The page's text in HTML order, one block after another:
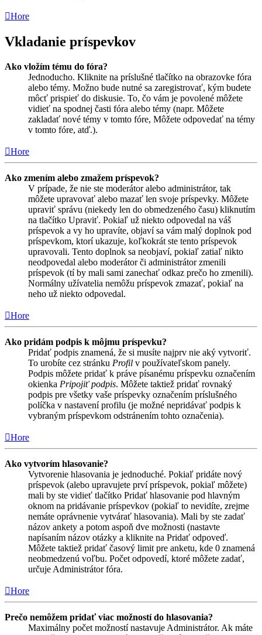
Hore
Vkladanie príspevkov
Ako vložím tému do fóra?
Jednoducho. Kliknite na príslušné tlačítko na obrazovke fóra
alebo témy. Možno bude nutné sa zaregistrovať, kým budete
môcť prispieť do diskusie. To, čo vám je povolené môžete
vidieť na spodnej časti fóra alebo témy (napr. Môžete
zakladať nové témy v tomto fóre, Môžete odpovedať na témy
v tomto fóre, atď.).
Hore
Ako zmením alebo zmažem príspevok?
V prípade, že nie ste moderátor alebo administrátor, tak
môžete upravovať alebo mazať len svoje príspevky. Môžete
upraviť správu (niekedy len do obmedzeného času) kliknutím
na tlačítko Upraviť. Pokiaľ už niekto odpovedal na váš
príspevok a vy ho upravíte, objaví sa vám malý doplnok pod
príspevkom, ktorí ukazuje, koľkokrát ste tento príspevok
upravovali. Tento doplnok sa neobjaví, pokiaľ zatiaľ nikto
neodpovedal alebo moderátor či administrátor zmenili
príspevok (tí by mali sami zanechať odkaz prečo ho zmenili).
Normálny užívatelia nemôžu príspevok zmazať, pokiaľ na
neho už niekto odpovedal.
Hore
Ako pridám podpis k môjmu príspevku?
Pridať podpis znamená, že si musíte najprv nie aký vytvoriť.
To urobíte cez stránku Profil v používateľskom panely.
Podpis môžete pridať k práve písanému príspevku označením
okienka Pripojiť podpis. Môžete taktiež pridať rovnaký
podpis pre všetky vaše príspevky označením príslušného
políčka v nastavení profilu (je možné nepridávať podpis k
vybraným príspevkom odstránením tohto označenia).
Hore
Ako vytvorím hlasovanie?
Vytvorenie hlasovania je jednoduché. Pokiaľ pridáte nový
príspevok (alebo upravujete prví príspevok, pokiaľ môžete)
mali by ste vidieť tlačítko Pridať hlasovanie pod hlavným
oknom na pridávanie príspevkov (pokiaľ to nevidíte, zrejme
nemáte oprávnenie vytvárať hlasovania). Mali by ste zadať
názov ankety a potom aspoň dve možnosti (nastavte
napísaním názov otázky a kliknite na Pridať odpoveď.
Môžete taktiež pridať časový limit pre anketu, kde 0 znamená
neobmedzenú voľbu. Počet odpovedí, ktoré môžete zadať,
určuje Administrátor fóra.
Hore
Prečo nemôžem pridať viac možností do hlasovania?
Maximálny počet možností nastavuje Administrátor. Ak máte